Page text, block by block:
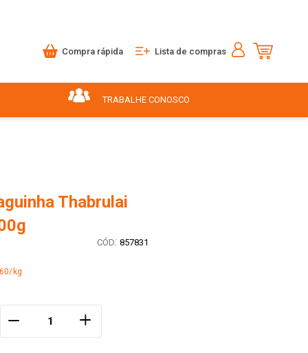
Compra rápida Lista de compras
TRABALHE CONOSCO
Thabrulai
: 857831
kg
＋